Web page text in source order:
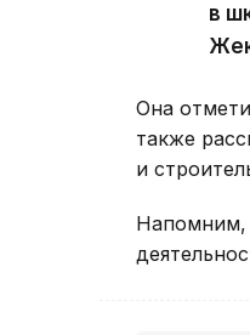
в
Она
также
и
Напомним,